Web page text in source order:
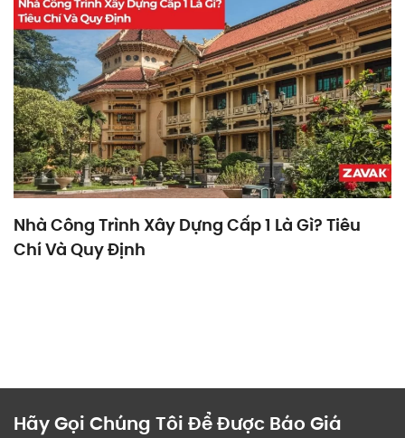
Nhà Công Trình Xây Dựng Cấp 1 Là Gì? Tiêu
Chí Và Quy Định
Hãy Gọi Chúng Tôi Để Được Báo Giá